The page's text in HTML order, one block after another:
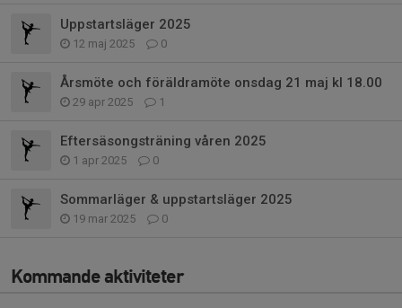
Uppstartsläger 2025
12 maj 2025 0
Årsmöte och föräldramöte onsdag 21 maj kl 18.00
29 apr 2025 1
Eftersäsongsträning våren 2025
1 apr 2025 0
Sommarläger & uppstartsläger 2025
19 mar 2025 0
Kommande aktiviteter